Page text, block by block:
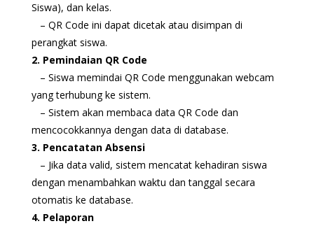
Siswa), dan kelas.
– QR Code ini dapat dicetak atau disimpan di
perangkat siswa.
2. Pemindaian QR Code
– Siswa memindai QR Code menggunakan webcam
yang terhubung ke sistem.
– Sistem akan membaca data QR Code dan
mencocokkannya dengan data di database.
3. Pencatatan Absensi
– Jika data valid, sistem mencatat kehadiran siswa
dengan menambahkan waktu dan tanggal secara
otomatis ke database.
4. Pelaporan